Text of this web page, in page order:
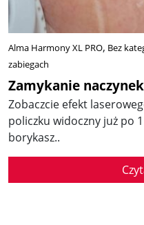
Alma Harmony XL PRO Bez
zabiegach
Zamykanie
Zobaczcie efekt
policzku widoczny już po
borykasz..